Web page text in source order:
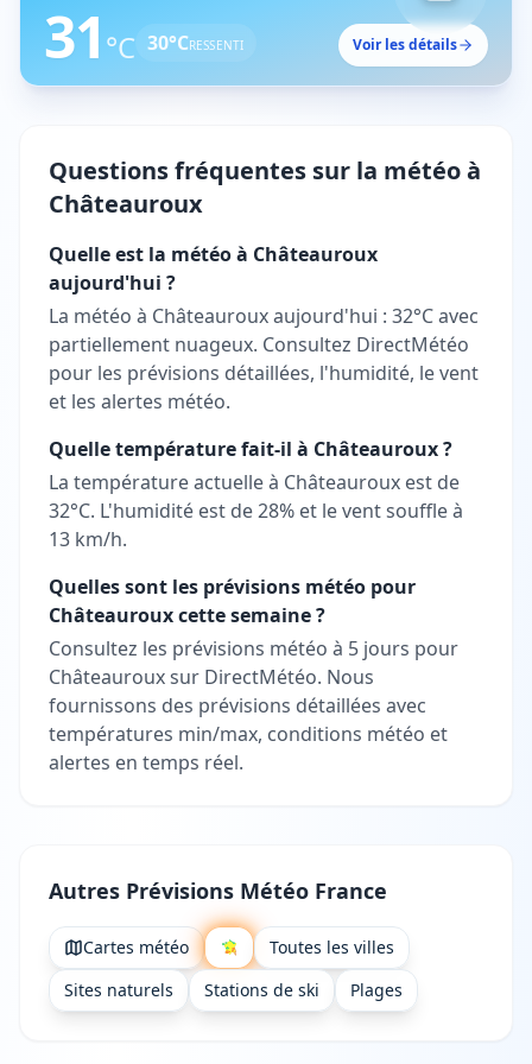
31 °C 30°CRESSENTI Voir les détails
Questions fréquentes sur la météo à
Châteauroux
Quelle est la météo à Châteauroux
aujourd'hui ?
La météo à Châteauroux aujourd'hui : 32°C avec
partiellement nuageux. Consultez DirectMétéo
pour les prévisions détaillées, l'humidité, le vent
et les alertes météo.
Quelle température fait-il à Châteauroux ?
La température actuelle à Châteauroux est de
32°C. L'humidité est de 28% et le vent souffle à
13 km/h.
Quelles sont les prévisions météo pour
Châteauroux cette semaine ?
Consultez les prévisions météo à 5 jours pour
Châteauroux sur DirectMétéo. Nous
fournissons des prévisions détaillées avec
températures min/max, conditions météo et
alertes en temps réel.
Autres Prévisions Météo France
Cartes météo
Toutes les villes
Sites naturels
Stations de ski Plages